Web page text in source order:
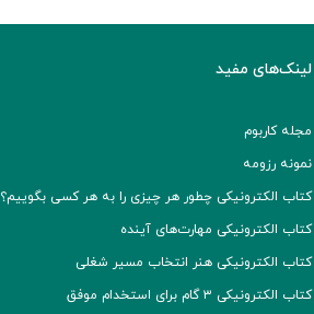
لینک‌های مفید
مجله کاربوم
نمونه رزومه
کتاب الکترونیکی چطور هر چیزی را به هر کسی بگوییم؟
کتاب الکترونیکی مهارت‌های آینده
کتاب الکترونیکی هنر انتخاب مسیر شغلی
کتاب الکترونیکی ۳ گام برای استخدام موفق